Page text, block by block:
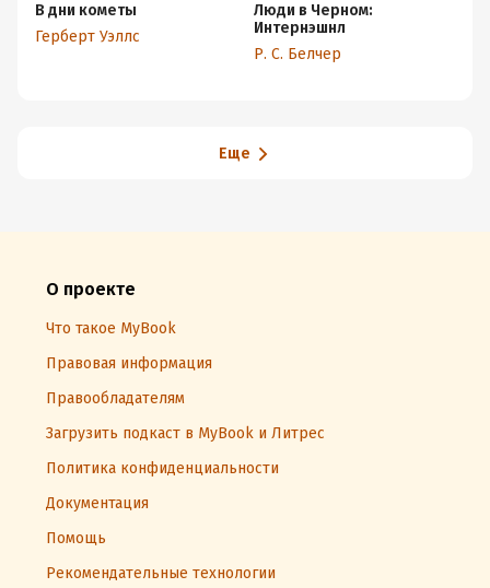
В дни кометы
Герберт Уэллс
Люди в Черном:
Интернэшнл
Р. С. Белчер
Еще
О проекте
Что такое MyBook
Правовая информация
Правообладателям
Загрузить подкаст в MyBook и Литрес
Политика конфиденциальности
Документация
Помощь
Рекомендательные технологии